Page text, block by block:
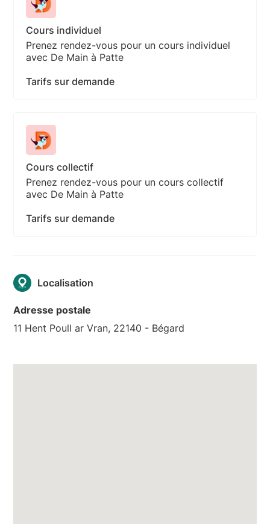
Cours individuel
Prenez rendez-vous pour un cours individuel
avec De Main à Patte
Tarifs sur demande
Cours collectif
Prenez rendez-vous pour un cours collectif
avec De Main à Patte
Tarifs sur demande
Localisation
Adresse postale
11 Hent Poull ar Vran, 22140 - Bégard